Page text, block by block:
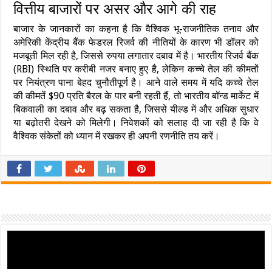
वित्तीय बाजारों पर असर और आगे की राह
बाजार के जानकारों का कहना है कि वैश्विक भू-राजनीतिक तनाव और
अमेरिकी केंद्रीय बैंक फेडरल रिजर्व की नीतियों के कारण भी डॉलर को
मजबूती मिल रही है, जिससे रुपया लगातार दबाव में है। भारतीय रिजर्व बैंक
(RBI) स्थिति पर करीबी नजर बनाए हुए है, लेकिन कच्चे तेल की कीमतों
पर नियंत्रण पाना बेहद चुनौतीपूर्ण है। आने वाले समय में यदि कच्चे तेल
की कीमतें $90 प्रति बैरल के पार बनी रहती हैं, तो भारतीय बॉन्ड मार्केट में
बिकवाली का दबाव और बढ़ सकता है, जिससे यील्ड में और अधिक सुधार
या बढ़ोतरी देखने को मिलेगी। निवेशकों को सलाह दी जा रही है कि वे
वैश्विक संकेतों को ध्यान में रखकर ही अपनी रणनीति तय करें।